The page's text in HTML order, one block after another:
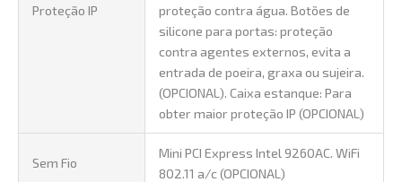
Proteção IP
proteção contra água. Botões de
silicone para portas: proteção
contra agentes externos, evita a
entrada de poeira, graxa ou sujeira.
(OPCIONAL). Caixa estanque: Para
obter maior proteção IP (OPCIONAL)
Sem Fio
Mini PCI Express Intel 9260AC. WiFi
802.11 a/c (OPCIONAL)